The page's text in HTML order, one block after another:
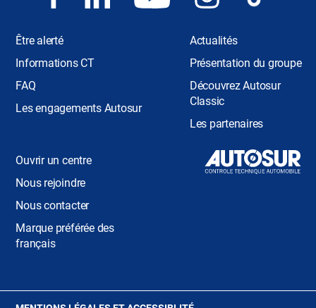
Être alerté
Informations CT
FAQ
Les engagements Autosur
Actualités
Présentation du groupe
Découvrez Autosur
Classic
Les partenaires
Ouvrir un centre
Nous rejoindre
Nous contacter
Marque préférée des
français